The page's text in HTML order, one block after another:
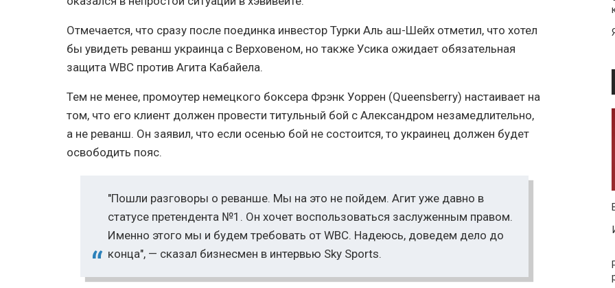
Отмечается, что сразу после поединка инвестор Турки Аль аш-Шейх отметил, что хотел
бы увидеть реванш украинца с Верховеном, но также Усика ожидает обязательная
защита WBC против Агита Кабайела.
Тем не менее, промоутер немецкого боксера Фрэнк Уоррен (Queensberry) настаивает на
том, что его клиент должен провести титульный бой с Александром незамедлительно,
а не реванш. Он заявил, что если осенью бой не состоится, то украинец должен будет
освободить пояс.
"Пошли разговоры о реванше. Мы на это не пойдем. Агит уже давно в
статусе претендента №1. Он хочет воспользоваться заслуженным правом.
Именно этого мы и будем требовать от WBC. Надеюсь, доведем дело до
конца", — сказал бизнесмен в интервью Sky Sports.